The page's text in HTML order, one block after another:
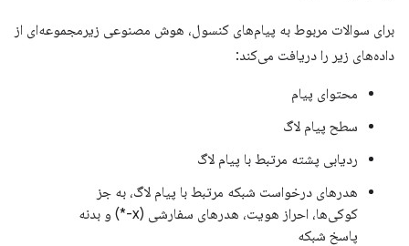
برای سوالات مربوط به پیام‌های کنسول، هوش مصنوعی زیرمجموعه‌ای از
داده‌های زیر را دریافت می‌کند:
محتوای پیام
سطح پیام لاگ
ردیابی پشته مرتبط با پیام لاگ
هدرهای درخواست شبکه مرتبط با پیام لاگ، به جز
کوکی‌ها، احراز هویت، هدرهای سفارشی (x-*) و بدنه
پاسخ شبکه